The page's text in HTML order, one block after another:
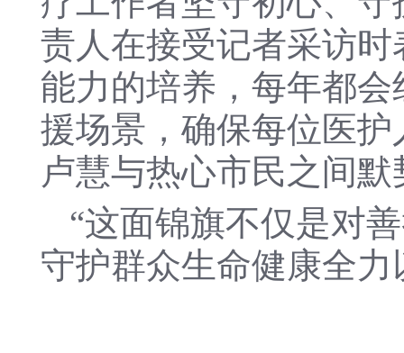
责人在接受记者采访
能力的培养，每年都
援场景，确保每位医
卢慧与热心市民之间
“这面锦旗不仅是对
守护群众生命健康全力